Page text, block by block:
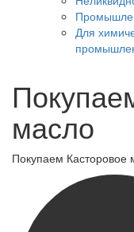
Для
масло
Покупаем Касторовое